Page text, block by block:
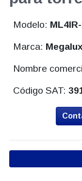
Modelo:
Marca: Megalux
Nombre
Código SAT: